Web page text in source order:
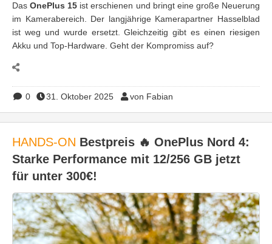
Das OnePlus 15 ist erschienen und bringt eine große Neuerung
im Kamerabereich. Der langjährige Kamerapartner Hasselblad
ist weg und wurde ersetzt. Gleichzeitig gibt es einen riesigen
Akku und Top-Hardware. Geht der Kompromiss auf?
0 31. Oktober 2025 von Fabian
HANDS-ON Bestpreis 🔥 OnePlus Nord 4:
Starke Performance mit 12/256 GB jetzt
für unter 300€!